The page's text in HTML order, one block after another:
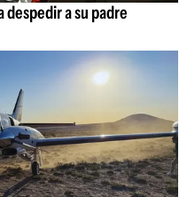
despedir a su padre